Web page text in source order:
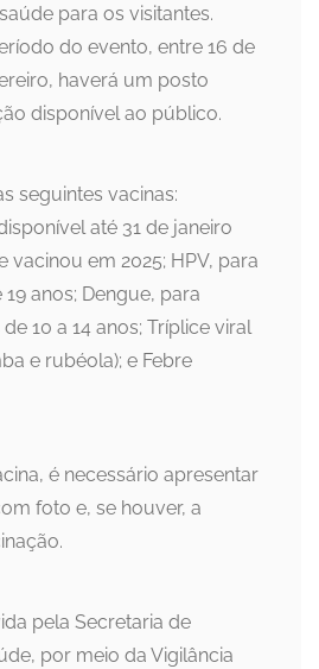
para os visitantes.
do evento, entre 16 de
haverá um posto
disponível ao público.
seguintes vacinas:
até 31 de janeiro
vacinou em 2025; HPV, para
anos; Dengue, para
10 a 14 anos; Tríplice viral
e rubéola); e Febre
é necessário apresentar
foto e, se houver, a
pela Secretaria de
por meio da Vigilância